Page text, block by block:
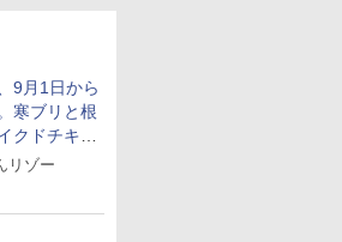
9月1日から
寒ブリと根
クドチキ
スイーツも
リゾー